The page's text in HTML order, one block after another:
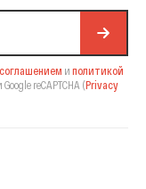
и политикой
reCAPTCHA (Privacy